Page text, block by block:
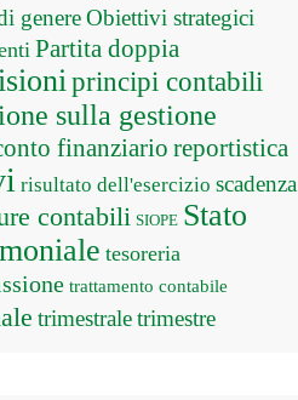
genereObiettivi strategici
Partita doppia
principi contabili
sulla gestione
finanziario reportistica
risultato dell'esercizio scadenza
contabili SIOPE Stato
tesoreria
trattamento contabile
trimestraletrimestre